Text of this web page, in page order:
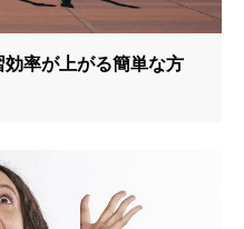
率が上がる簡単な方